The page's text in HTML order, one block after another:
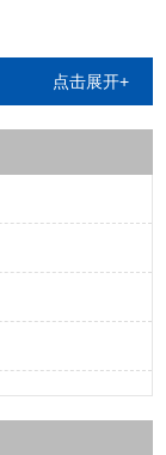
点击展开+